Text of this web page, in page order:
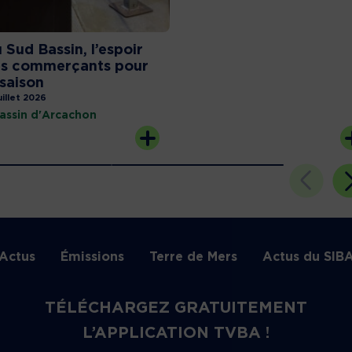
Sud Bassin, l’espoir
commerçants pour
2026
d'Arcachon
Actus Émissions Terre de Mers Actus du
TÉLÉCHARGEZ GRATUITEMENT
L’APPLICATION TVBA !